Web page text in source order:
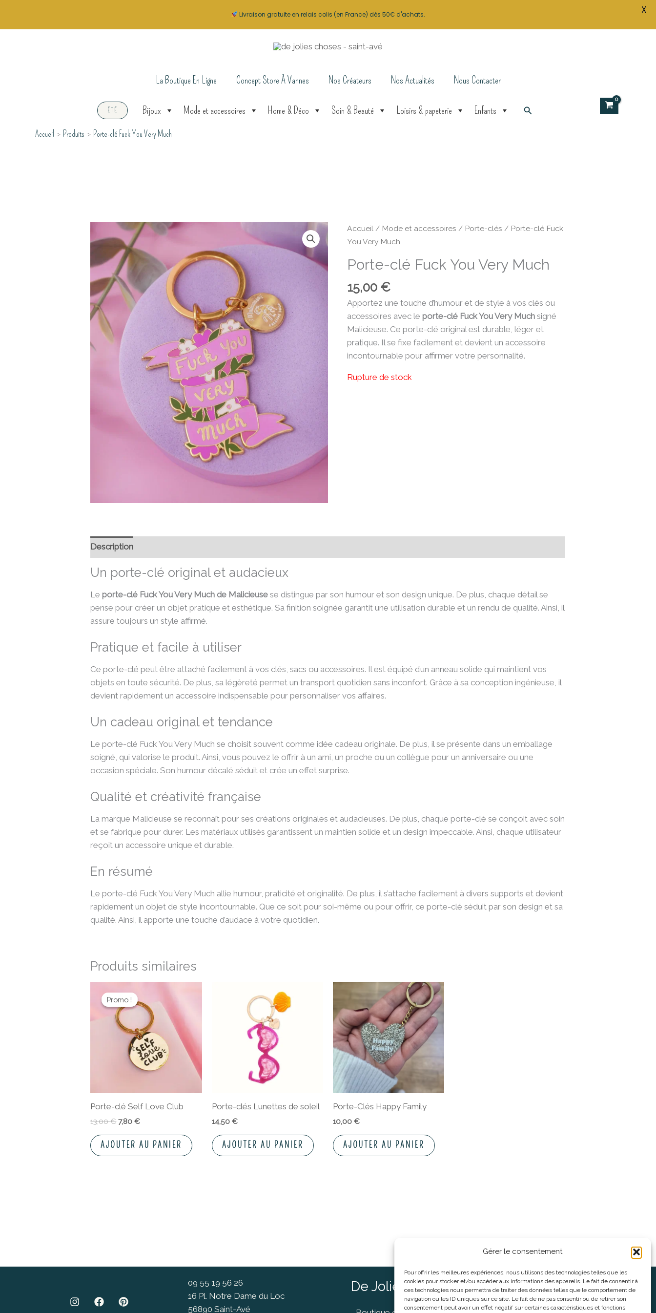
Gérer le consentement
Pour offrir les meilleures expériences, nous utilisons des technologies telles que les
cookies pour stocker et/ou accéder aux informations des appareils. Le fait de consentir à
ces technologies nous permettra de traiter des données telles que le comportement de
navigation ou les ID uniques sur ce site. Le fait de ne pas consentir ou de retirer son
consentement peut avoir un effet négatif sur certaines caractéristiques et fonctions.
La Boutique En Ligne Concept Store À Vannes Nos Créateurs Nos Actualités Nous Contacter
ÉTÉ Bijoux Mode et accessoires Home & Déco Soin & Beauté Loisirs & papeterie Enfants Rechercher
Accueil Produits Porte-clé Fuck You Very Much
Accueil/ Mode et accessoires / Porte-clés / Porte-clé Fuck
You Very Much
Porte-clé Fuck You Very Much
15,00 €
Apportez une touche d’humour et de style à vos clés ou
accessoires avec le porte-clé Fuck You Very Muchsigné
Malicieuse. Ce porte-clé original est durable, léger et
pratique. Il se fixe facilement et devient un accessoire
incontournable pour affirmer votre personnalité.
Rupture de stock
Description
Un porte-clé original et audacieux
Le porte-clé Fuck You Very Much de Malicieuse se distingue par son humour et son design unique. De plus, chaque détail se
pense pour créer un objet pratique et esthétique. Sa finition soignée garantit une utilisation durable et un rendu de qualité. Ainsi, il
assure toujours un style affirmé.
Pratique et facile à utiliser
Ce porte-clé peut être attaché facilement à vos clés, sacs ou accessoires. Il est équipé d’un anneau solide qui maintient vos
objets en toute sécurité. De plus, sa légèreté permet un transport quotidien sans inconfort. Grâce à sa conception ingénieuse, il
devient rapidement un accessoire indispensable pour personnaliser vos affaires.
Un cadeau original et tendance
Le porte-clé Fuck You Very Much se choisit souvent comme idée cadeau originale. De plus, il se présente dans un emballage
soigné, qui valorise le produit. Ainsi, vous pouvez le offrir à un ami, un proche ou un collègue pour un anniversaire ou une
occasion spéciale. Son humour décalé séduit et crée un effet surprise.
Qualité et créativité française
La marque Malicieuse se reconnaît pour ses créations originales et audacieuses. De plus, chaque porte-clé se conçoit avec soin
et se fabrique pour durer. Les matériaux utilisés garantissent un maintien solide et un design impeccable. Ainsi, chaque utilisateur
reçoit un accessoire unique et durable.
En résumé
Le porte-clé Fuck You Very Much allie humour, praticité et originalité. De plus, il s’attache facilement à divers supports et devient
rapidement un objet de style incontournable. Que ce soit pour soi-même ou pour offrir, ce porte-clé séduit par son design et sa
qualité. Ainsi, il apporte une touche d’audace à votre quotidien.
Produits similaires
Promo !
Promo !
Porte-clé Self Love Club
13,00€
prix
initial
était :
13,00 €.
7,80€
actuel
est :
7,80 €.
AJOUTER AU PANIER
Porte-clés Lunettes de soleil
14,50 €
AJOUTER AU PANIER
Porte-Clés Happy Family
10,00 €
AJOUTER AU PANIER
09 55 19 56 26
16 Pl. Notre Dame du Loc
56890 Saint-Avé
De Jolies Choses Informations légales
Livraison gratuite en relais colis (en France) dès 50€ d'achats. X